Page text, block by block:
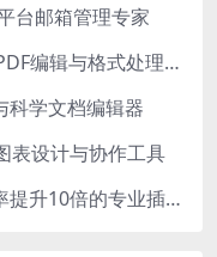
台邮箱管理专家
迅捷PDF编辑器 – 高效专业的PDF编辑与格式处理工具
科学文档编辑器
表设计与协作工具
iSlide WPS版 – 让PPT设计效率提升10倍的专业插件